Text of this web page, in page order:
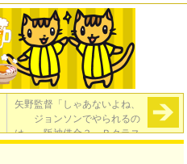
矢野監督「しゃあないよね、
ジョンソンでやられるの
は。」阪神借金３、Ｂクラス
まで０．５ゲーム差、１６日